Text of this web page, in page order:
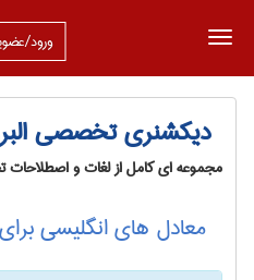
ورود/
دیکشنری تخصصی
مجموعه ای کامل از لغات و
معادل های انگلیسی برای